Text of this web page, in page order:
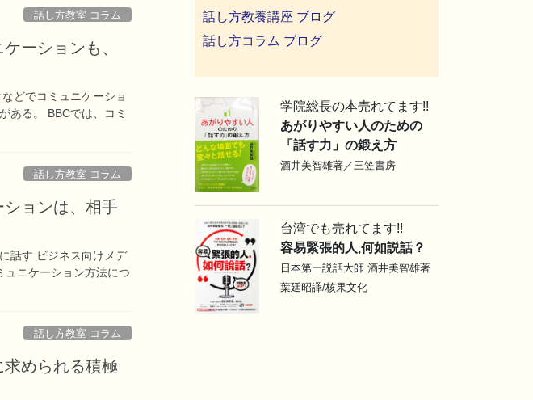
話し方教室 コラム
ーションも、
どでコミュニケーショ
ある。 BBCでは、コミ
話し方教室 コラム
ョンは、相手
話す ビジネス向けメデ
ュニケーション方法につ
話し方教室 コラム
められる積極
話し方教養講座 ブログ
話し方コラム ブログ
学院総長の本売れてます!!
あがりやすい人のための
「話す力」の鍛え方
酒井美智雄著／三笠書房
台湾でも売れてます!!
容易緊張的人,何如説話？
日本第一説話大師 酒井美智雄著
葉廷昭譯/核果文化